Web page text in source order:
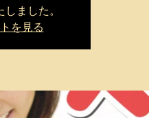
ました。
を見る